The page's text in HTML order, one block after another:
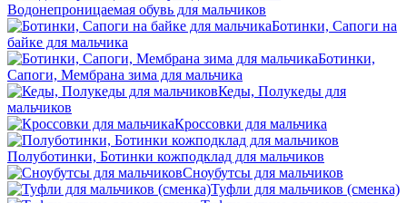
Водонепроницаемая обувь для мальчиков
Ботинки, Сапоги на
байке для мальчика
Ботинки,
Сапоги, Мембрана зима для мальчика
Кеды, Полукеды для
мальчиков
Кроссовки для мальчика
Полуботинки, Ботинки кожподклад для мальчиков
Сноубутсы для мальчиков
Туфли для мальчиков (сменка)